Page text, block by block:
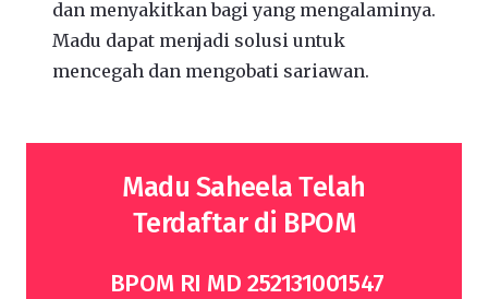
dan menyakitkan bagi yang mengalaminya.
Madu dapat menjadi solusi untuk
mencegah dan mengobati sariawan.
Madu Saheela Telah
Terdaftar di BPOM
BPOM RI MD 252131001547